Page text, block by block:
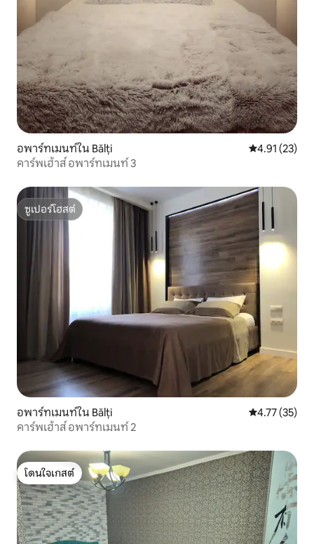
อพาร์ทเมนท์ใน Bălți คะแนนเฉลี่ย
4.91 (23)
คาร์พเฮ้าส์ อพาร์ทเมนท์ 3
ซูเปอร์โฮสต์
ซูเปอร์โฮสต์
อพาร์ทเมนท์ใน Bălți คะแนนเฉลี่ย
4.77 (35)
คาร์พเฮ้าส์ อพาร์ทเมนท์ 2
โดนใจเกสต์
โดนใจเกสต์